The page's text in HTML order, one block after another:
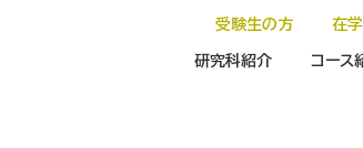
受験生の方 在
研究科紹介 コース